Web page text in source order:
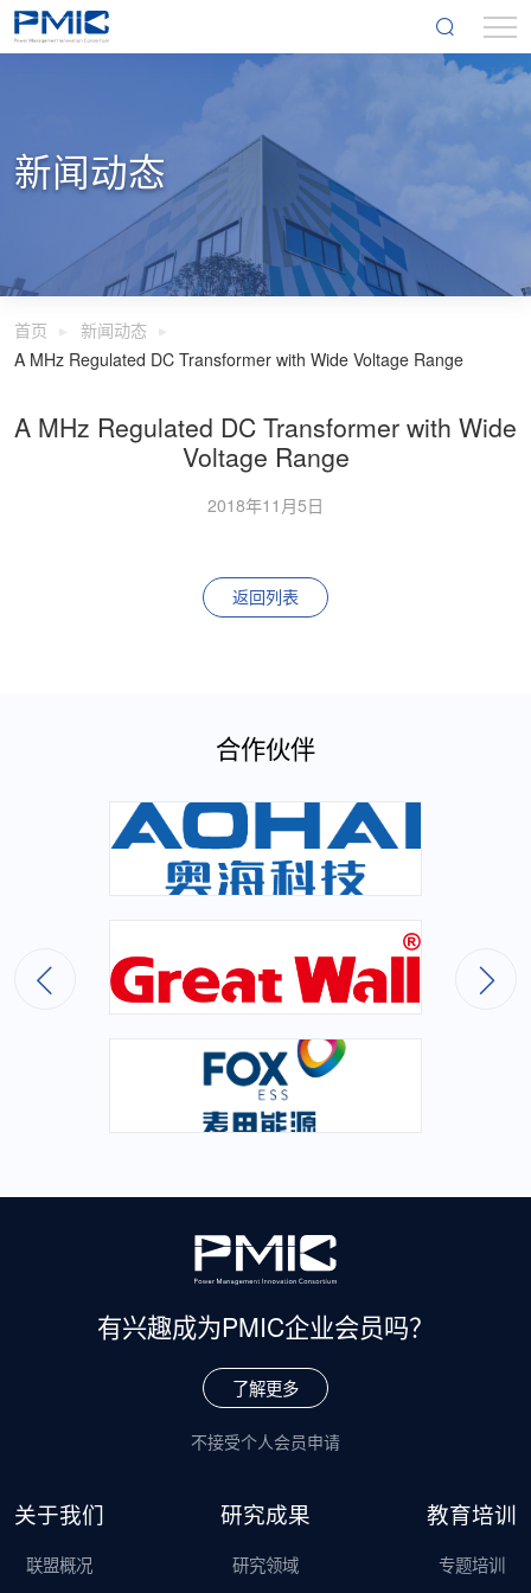
新闻动态
首页
新闻动态
A MHz Regulated DC Transformer with Wide Voltage Range
A MHz Regulated DC Transformer with Wide
Voltage Range
2018年11月5日
返回列表
合作伙伴
有兴趣成为PMIC企业会员吗？
了解更多
不接受个人会员申请
关于我们
联盟概况
研究成果
研究领域
教育培训
专题培训